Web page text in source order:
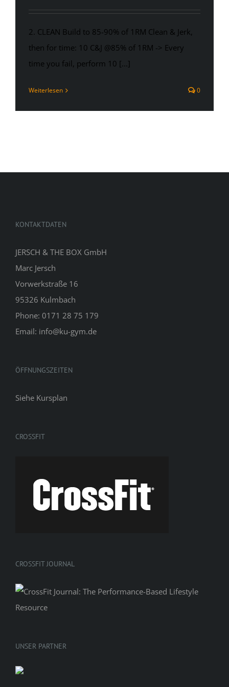
2. CLEAN Build to 85-90% of 1RM Clean & Jerk,
then for time: 10 C&J @85% of 1RM -> Every
time you fail, perform 10 [...]
Weiterlesen 0
KONTAKTDATEN
JERSCH & THE BOX GmbH
Marc Jersch
Vorwerkstraße 16
95326 Kulmbach
Phone: 0171 28 75 179
Email: info@ku-gym.de
ÖFFNUNGSZEITEN
Siehe Kursplan
CROSSFIT
CROSSFIT JOURNAL
UNSER PARTNER